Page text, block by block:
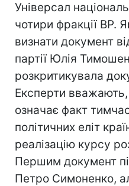
Універсал
чотири фракції ВР.
визнати документ
партії Юлія
розкритикувала
Експерти
означає факт
політичних еліт
реалізацію курсу
Першим документ
Петро Симоненко,